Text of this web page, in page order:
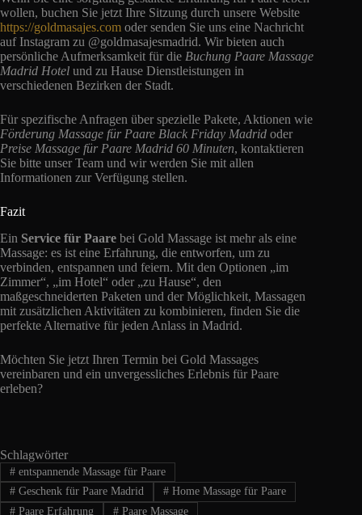
wollen, buchen Sie jetzt Ihre Sitzung durch unsere Website
https://goldmasajes.com oder senden Sie uns eine Nachricht
auf Instagram zu @goldmasajesmadrid. Wir bieten auch
persönliche Aufmerksamkeit für die Buchung Paare Massage
Madrid Hotel und zu Hause Dienstleistungen in
verschiedenen Bezirken der Stadt.
Für spezifische Anfragen über spezielle Pakete, Aktionen wie
Förderung Massage für Paare Black Friday Madrid oder
Preise Massage für Paare Madrid 60 Minuten, kontaktieren
Sie bitte unser Team und wir werden Sie mit allen
Informationen zur Verfügung stellen.
Fazit
Ein Service für Paare bei Gold Massage ist mehr als eine
Massage: es ist eine Erfahrung, die entworfen, um zu
verbinden, entspannen und feiern. Mit den Optionen „im
Zimmer“, „im Hotel“ oder „zu Hause“, den
maßgeschneiderten Paketen und der Möglichkeit, Massagen
mit zusätzlichen Aktivitäten zu kombinieren, finden Sie die
perfekte Alternative für jeden Anlass in Madrid.
Möchten Sie jetzt Ihren Termin bei Gold Massages
vereinbaren und ein unvergessliches Erlebnis für Paare
erleben?
Schlagwörter
#entspannende Massage für Paare
#Geschenk für Paare Madrid #Home Massage für Paare
#Paare Erfahrung #Paare Massage